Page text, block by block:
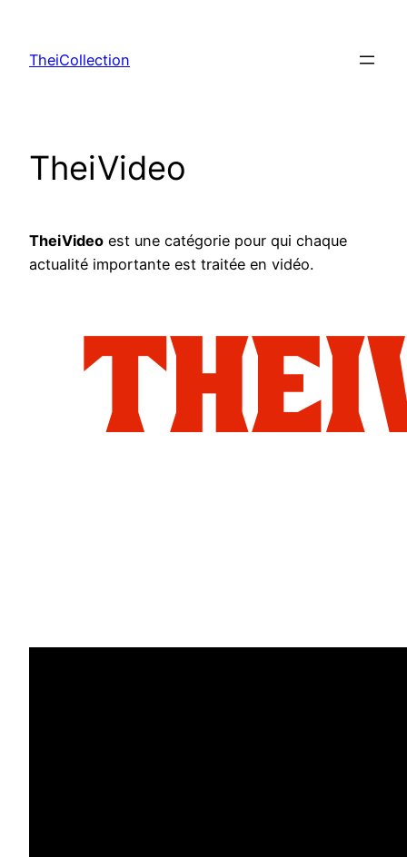
contenu
TheiCollection
TheiVideo
TheiVideo est une catégorie pour qui chaque
actualité importante est traitée en vidéo.